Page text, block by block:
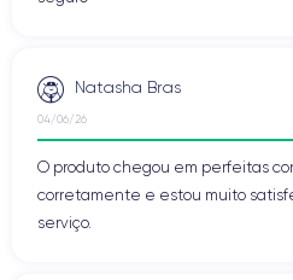
Natasha Bras
04/06/26
O produto chegou em perfeitas
corretamente e estou muito
serviço.